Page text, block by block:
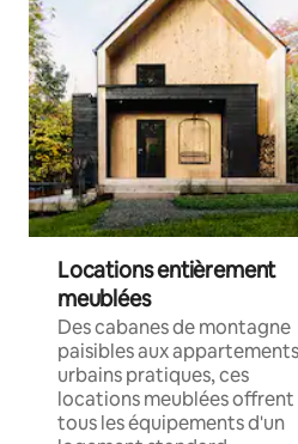
Locations entièrement
meublées
Des cabanes de montagne
paisibles aux appartements
urbains pratiques, ces
locations meublées offrent
tous les équipements d'un